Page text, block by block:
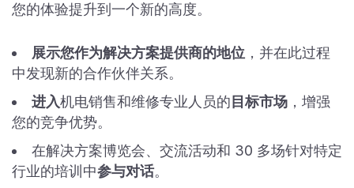
您的体验提升到一个新的高度。
展示您作为解决方案提供商的地位 ，并在此过程
中发现新的合作伙伴关系。
进入机电销售和维修专业人员的 目标市场 ，增强
您的竞争优势。
在解决方案博览会、交流活动和 30 多场针对特定
行业的培训中参与对话。